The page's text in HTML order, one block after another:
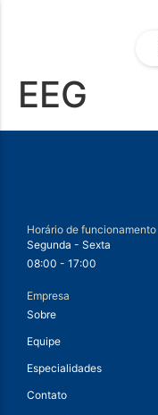
EEG
Horário de funcionamento
Segunda - Sexta
08:00 - 17:00
Empresa
Sobre
Equipe
Especialidades
Contato